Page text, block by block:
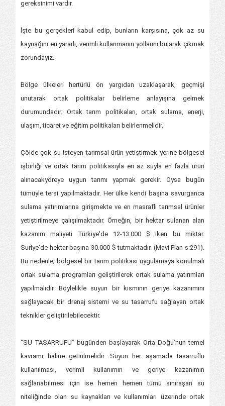
gereksinimi vardır.
İşte bu gerçekleri kabul edip, bunların karşısına, çok az su
kaynağını en yararlı, verimli kullanmanın yollarını bularak çıkmak
zorundayız.
Bölge ülkeleri hertürlü ön yargıdan uzaklaşarak, geçmişi
unutarak ortak politikalar belirleme anlayışına gelmek
durumundadır. Ortak tarım politikaları, ortak sulama, enerji,
ulaşım, ticaret ve eğitim politikaları belirlenmelidir.
Çölde çok su isteyen tarımsal ürün yetiştirmek yerine bölgesel
işbirliği ve ortak tarım politikasıyla en az suyla en fazla ürün
alınacakyöreye uygun tarımı yapmak gerekir. Oysa bugün
tümüyle tersi yapılmaktadır. Her ülke kendi başına savurganca
sulama yatırımlarına girişmekte ve en masraflı tarımsal ürünler
yetiştirilmeye çalışılmaktadır. Örneğin, bir hektar sulanan alan
kazanım maliyeti Türkiye'de 12-13.000 $ iken bu miktar.
Suriye'de hektar başına 30.000 $ tutmaktadır. (Mavi Plan s:291).
Bu nedenle; bölgesel bir tarım politikası uygulamaya konulmalı
ortak sulama programları geliştirilerek ortak sulama yatırımları
yapılmalıdır. Böylelikle suyun bir kısmının geriye kazanımını
sağlayacak bir drenaj sistemi ve su tasarrufu sağlayan ortak
teknikler geliştirilebilecektir.
“SU TASARRUFU” bugünden başlayarak Orta Doğu’nun temel
kavramı haline getirilmelidir. Suyun her aşamada tasarruflu
kullanılması, verimli kullanımın ve geriye kazanımın
sağlanabilmesi için ise hemen hemen tümü sınıraşan su
niteliğinde olan su kaynakları ve kullanımları üzerinde ortak